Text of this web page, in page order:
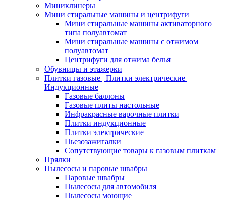
Миниклинеры
Мини стиральные машины и центрифуги
Мини стиральные машины активаторного
типа полуавтомат
Мини стиральные машины с отжимом
полуавтомат
Центрифуги для отжима белья
Обувницы и этажерки
Плитки газовые | Плитки электрические |
Индукционные
Газовые баллоны
Газовые плиты настольные
Инфракрасные варочные плитки
Плитки индукционные
Плитки электрические
Пьезозажигалки
Сопутствующие товары к газовым плиткам
Прялки
Пылесосы и паровые швабры
Паровые швабры
Пылесосы для автомобиля
Пылесосы моющие